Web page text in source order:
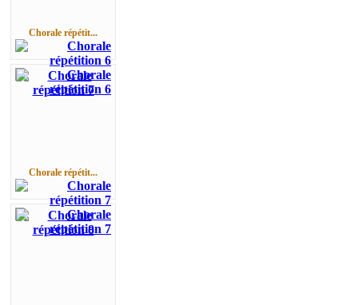
Chorale répétit...
Chorale répétit...